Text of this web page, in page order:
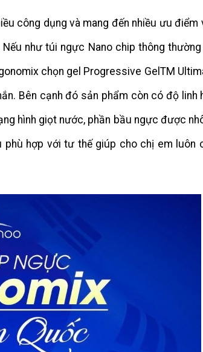
công dụng và mang đến nhiều ưu điểm
như túi ngực Nano chip thông
chọn gel Progressive GelTM
Bên cạnh đó sản phẩm còn có độ linh
hình giọt nước, phần bầu ngực được
phù hợp với tư thế giúp cho chị em luôn